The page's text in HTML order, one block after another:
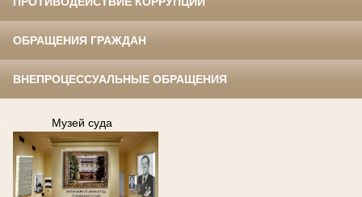
ОБРАЩЕНИЯ ГРАЖДАН
ВНЕПРОЦЕССУАЛЬНЫЕ ОБРАЩЕНИЯ
Музей суда